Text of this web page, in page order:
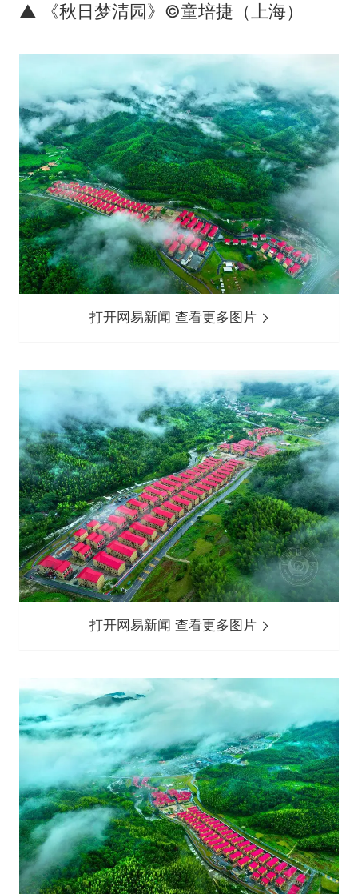
▲ 《秋日梦清园》©童培捷（上海）
打开网易新闻 查看更多图片
打开网易新闻 查看更多图片